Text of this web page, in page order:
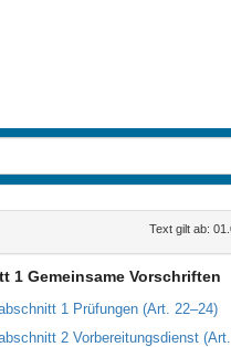
Text gilt ab:
1 Gemeinsame Vorschriften
1 Prüfungen (Art. 22–24)
2 Vorbereitungsdienst